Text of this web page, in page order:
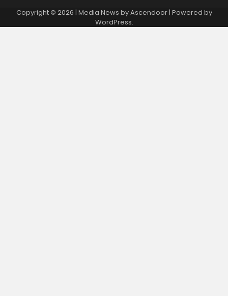
Copyright © 2026 | Media News byAscendoor| Powered by
WordPress.